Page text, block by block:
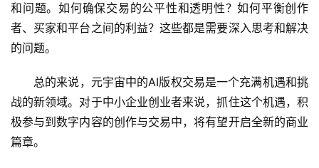
和问题。如何确保交易的公平性和透明性？如何平衡创作
者、买家和平台之间的利益？这些都是需要深入思考和解决
的问题。
总的来说，元宇宙中的AI版权交易是一个充满机遇和挑
战的新领域。对于中小企业创业者来说，抓住这个机遇，积
极参与到数字内容的创作与交易中，将有望开启全新的商业
篇章。